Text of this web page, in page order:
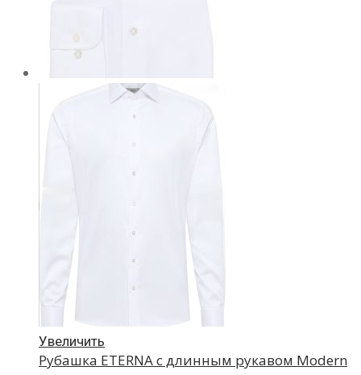
Увеличить
Рубашка ETERNA с длинным рукавом Modern